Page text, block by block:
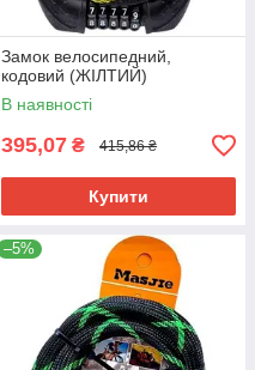
Замок велосипедний,
кодовий (ЖІЛТИЙ)
В наявності
395,07 ₴ 415,86 ₴
Купити
–5%